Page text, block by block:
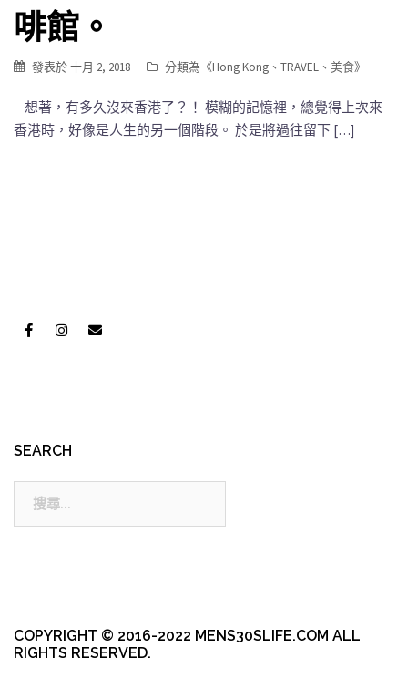
啡館。
發表於十月 2, 2018 分類為《Hong Kong 、 TRAVEL 、 美食》
想著，有多久沒來香港了？！ 模糊的記憶裡，總覺得上次來
香港時，好像是人生的另一個階段。 於是將過往留下 […]
SEARCH
COPYRIGHT © 2016-2022 MENS30SLIFE.COM ALL
RIGHTS RESERVED.